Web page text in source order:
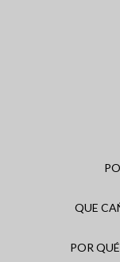
QUE
POR